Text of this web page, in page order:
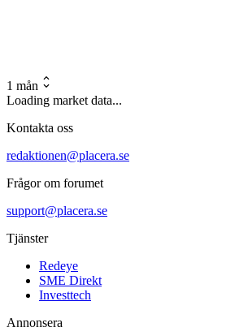
1 mån
Loading market data...
Kontakta oss
redaktionen@placera.se
Frågor om forumet
support@placera.se
Tjänster
Redeye
SME Direkt
Investtech
Annonsera